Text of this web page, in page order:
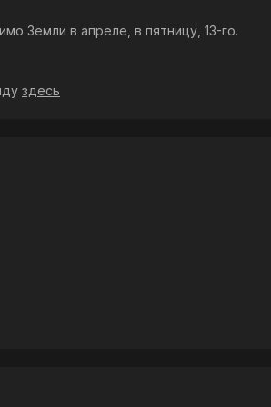
Земли в апреле, в пятницу, 13-го.
здесь